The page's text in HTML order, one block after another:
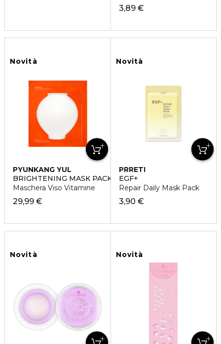
3,89 €
Novità
PYUNKANG YUL
BRIGHTENING MASK PACK
Maschera Viso Vitamine
29,99 €
Novità
PRRETI
EGF+
Repair Daily Mask Pack
3,90 €
Novità Novità